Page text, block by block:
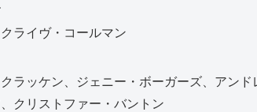
ライヴ・コールマン
ラッケン、ジェニー・ボーガーズ、アン
クリストファー・バントン